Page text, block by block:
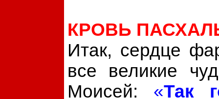
КРОВЬ
Итак, сердце
все великие
Моисей: «Так